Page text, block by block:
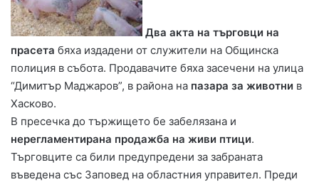
Два акта на търговци на
прасета бяха издадени от служители на Общинска
полиция в събота. Продавачите бяха засечени на улица
“Димитър Маджаров”, в района на пазара за животни в
Хасково.
В пресечка до тържището бе забелязана и
нерегламентирана продажба на живи птици.
Търговците са били предупредени за забраната
въведена със Заповед на областния управител. Преди